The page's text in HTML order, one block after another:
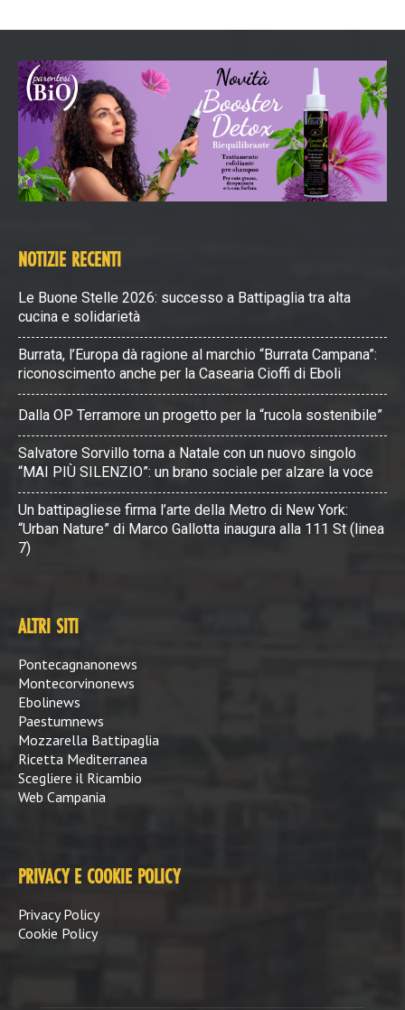
NOTIZIE RECENTI
Le Buone Stelle 2026: successo a Battipaglia tra alta
cucina e solidarietà
Burrata, l’Europa dà ragione al marchio “Burrata Campana”:
riconoscimento anche per la Casearia Cioffi di Eboli
Dalla OP Terramore un progetto per la “rucola sostenibile”
Salvatore Sorvillo torna a Natale con un nuovo singolo
“MAI PIÙ SILENZIO”: un brano sociale per alzare la voce
Un battipagliese firma l’arte della Metro di New York:
“Urban Nature” di Marco Gallotta inaugura alla 111 St (linea
7)
ALTRI SITI
Pontecagnanonews
Montecorvinonews
Ebolinews
Paestumnews
Mozzarella Battipaglia
Ricetta Mediterranea
Scegliere il Ricambio
Web Campania
PRIVACY E COOKIE POLICY
Privacy Policy
Cookie Policy